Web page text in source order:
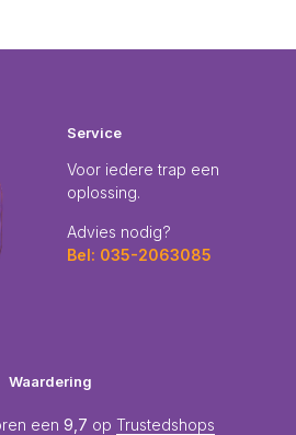
Service
Voor iedere trap een
oplossing.
Advies nodig?
Bel: 035-2063085
Waardering
een 9,7 op Trustedshops